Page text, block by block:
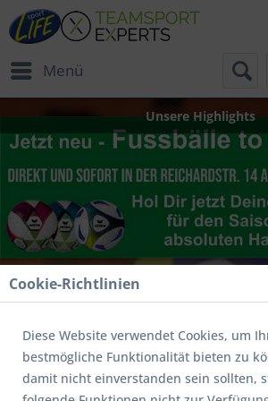
Menü
Unsere Highlights
Cookie-Richtlinien
Diese Website verwendet Cookies, um
bestmögliche Funktionalität bieten zu
damit nicht einverstanden sein sollten,